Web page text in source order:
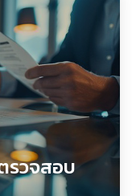
รวจสอบ